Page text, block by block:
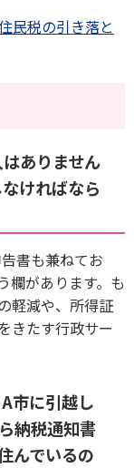
民税の引き落と
ありません
ければなら
書も兼ねてお
欄があります。も
軽減や、所得証
きたす行政サー
市に引越し
納税通知書
んでいるの